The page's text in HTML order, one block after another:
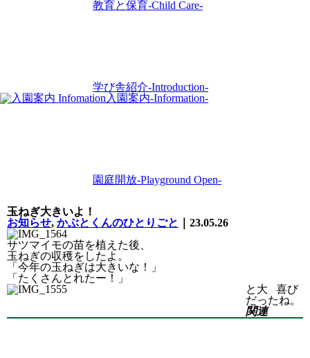
教育と保育-Child Care-
学び舎紹介-Introduction-
入園案内-Information-
園庭開放-Playground Open-
玉ねぎ大きいよ！
お知らせ, かぶとくんのひとりごと
｜23.05.26
サツマイモの苗を植えた後、
玉ねぎの収穫をしたよ。
「今年の玉ねぎは大きいな！」
「たくさんとれたー！」
と大
喜び
だったね。
関連